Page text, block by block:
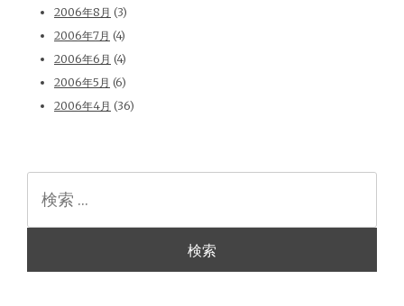
2006年8月 (3)
2006年7月 (4)
2006年6月 (4)
2006年5月 (6)
2006年4月 (36)